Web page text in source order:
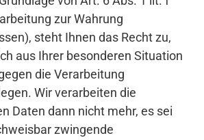
zur Wahrung
steht Ihnen das Recht zu,
aus Ihrer besonderen Situation
die Verarbeitung
Wir verarbeiten die
Daten dann nicht mehr, es sei
zwingende